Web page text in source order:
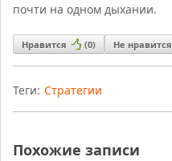
почти на одном дыхании.
Нравится (0) Не нравится
Теги: Стратегии
Похожие записи